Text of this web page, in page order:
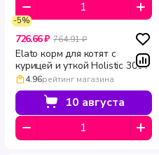
-5%
726.66 ₽ 764.91 ₽
Elato корм для котят с
курицей и уткой Holistic 300 г
4.96рейтинг магазина
10 августа